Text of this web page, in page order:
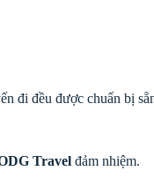
đi đều được chuẩn bị
Travel đảm nhiệm.